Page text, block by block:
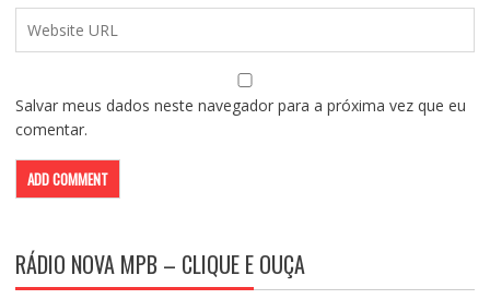
Salvar meus dados neste navegador para a próxima vez que eu
comentar.
RÁDIO NOVA MPB – CLIQUE E OUÇA